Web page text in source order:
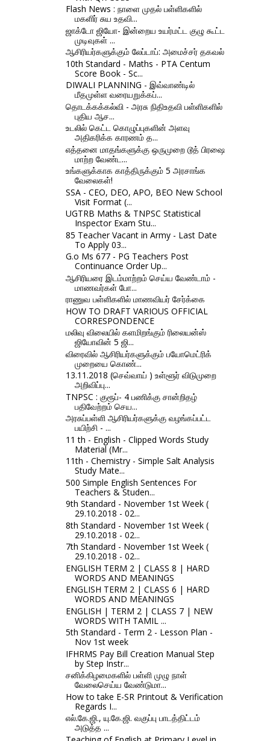
Flash News : நாளை முதல் பள்ளிகளில்
மகளிர் சுய உதவி...
ஜாக்டோ ஜியோ- இன்றைய உயர்மட்ட குழு கூட்ட
முடிவுகள் ...
ஆசிரியர்களுக்கும் லேப்டாப்: அமைச்சர் தகவல்
10th Standard - Maths - PTA Centum
Score Book - Sc...
DIWALI PLANNING - இவ்வாண்டில்
மீதமுள்ள வரையறுக்கப்...
தொடக்கக்கல்வி - அரசு நிதிஉதவி பள்ளிகளில்
புதிய ஆச...
உடலில் கெட்ட கொழுப்புகளின் அளவு
அதிகரிக்க காரணம் த...
எத்தனை மாதங்களுக்கு ஒருமுறை டூத் பிரஷை
மாற்ற வேண்ட...
உங்களுக்காக காத்திருக்கும் 5 அரசாங்க
வேலைகள்!
SSA - CEO, DEO, APO, BEO New School
Visit Format (...
UGTRB Maths & TNPSC Statistical
Inspector Exam Stu...
85 Teacher Vacant in Army - Last Date
To Apply 03...
G.o Ms 677 - PG Teachers Post
Continuance Order Up...
ஆசிரியரை இடம்மாற்றம் செய்ய வேண்டாம் -
மாணவர்கள் போ...
ராணுவ பள்ளிகளில் மாணவியர் சேர்க்கை
HOW TO DRAFT VARIOUS OFFICIAL
CORRESPONDENCE
மலிவு விலையில் களமிறங்கும் ரிலையன்ஸ்
ஜியோவின் 5 ஜி...
விரைவில் ஆசிரியர்களுக்கும் பயோமெட்ரிக்
முறையை கொண்...
13.11.2018 (செவ்வாய் ) உள்ளூர் விடுமுறை
அறிவிப்பு...
TNPSC : குரூப்- 4 பணிக்கு சான்றிதழ்
பதிவேற்றம் செய...
அரசுப்பள்ளி ஆசிரியர்களுக்கு வழங்கப்பட்ட
பயிற்சி - ...
11 th - English - Clipped Words Study
Material (Mr...
11th - Chemistry - Simple Salt Analysis
Study Mate...
500 Simple English Sentences For
Teachers & Studen...
9th Standard - November 1st Week (
29.10.2018 - 02...
8th Standard - November 1st Week (
29.10.2018 - 02...
7th Standard - November 1st Week (
29.10.2018 - 02...
ENGLISH TERM 2 | CLASS 8 | HARD
WORDS AND MEANINGS
ENGLISH TERM 2 | CLASS 6 | HARD
WORDS AND MEANINGS
ENGLISH | TERM 2 | CLASS 7 | NEW
WORDS WITH TAMIL ...
5th Standard - Term 2 - Lesson Plan -
Nov 1st week
IFHRMS Pay Bill Creation Manual Step
by Step Instr...
சனிக்கிழமைகளில் பள்ளி முழு நாள்
வேலைசெய்ய வேண்டுமா...
How to take E-SR Printout & Verification
Regards I...
எல்.கே.ஜி., யு.கே.ஜி. வகுப்பு பாடத்திட்டம்
அடுத்த ...